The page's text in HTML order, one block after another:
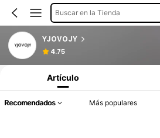
Buscar en la Tienda
YJOVOJY
4.75
Artículo
Recomendados Más populares